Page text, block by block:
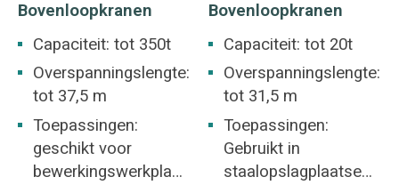
Bovenloopkranen
Capaciteit: tot 350t
Overspanningslengte:
tot 37,5 m
Toepassingen:
geschikt voor
bewerkingswerkplaat
Bovenloopkranen
Capaciteit: tot 20t
Overspanningslengte:
tot 31,5 m
Toepassingen:
Gebruikt in
staalopslagplaatsen,